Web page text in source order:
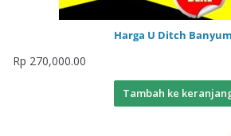
Harga U Ditch
Rp 270,000.00
Tambah ke